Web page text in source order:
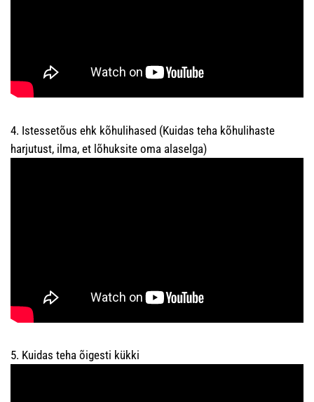
4. Istessetõus ehk kõhulihased (Kuidas teha kõhulihaste
harjutust, ilma, et lõhuksite oma alaselga)
5. Kuidas teha õigesti kükki